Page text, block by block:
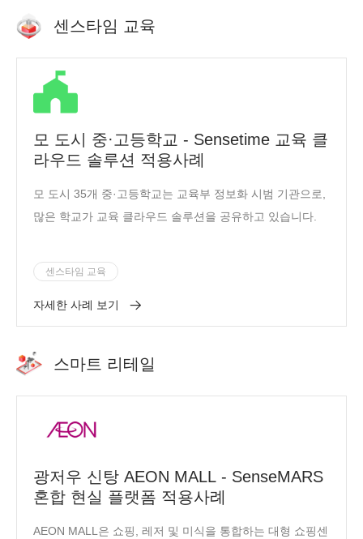
훈장을 받았습니다.
센스타임 교육
모 도시 중·고등학교 - Sensetime 교육 클
라우드 솔루션 적용사례
모 도시 35개 중·고등학교는 교육부 정보화 시범 기관으로,
많은 학교가 교육 클라우드 솔루션을 공유하고 있습니다.
센스타임 교육
자세한 사례 보기
스마트 리테일
광저우 신탕 AEON MALL - SenseMARS
혼합 현실 플랫폼 적용사례
AEON MALL은 쇼핑, 레저 및 미식을 통합하는 대형 쇼핑센